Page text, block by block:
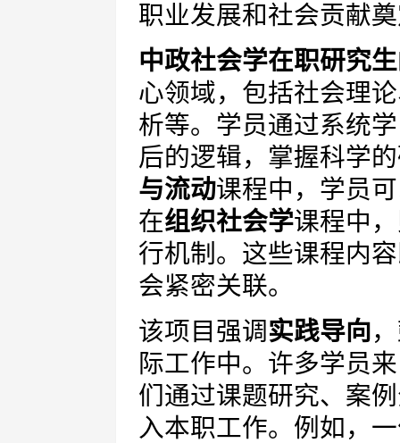
职业发展和社会贡献
中政社会学在职研究生
心领域，包括社会理
析等。学员通过系统
后的逻辑，掌握科学
与流动课程中，学员
在组织社会学课程中
行机制。这些课程内
会紧密关联。
该项目强调实践导向
际工作中。许多学员
们通过课题研究、案
入本职工作。例如，